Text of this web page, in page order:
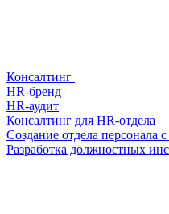
Консалтинг
HR-бренд
HR-аудит
Консалтинг для HR-отдела
Создание отдела персонала
Разработка должностных